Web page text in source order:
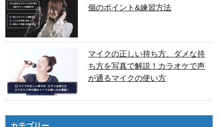
個のポイント&練習方法
マイクの正しい持ち方、ダメな持
ち方を写真で解説！カラオケで声
が通るマイクの使い方